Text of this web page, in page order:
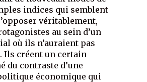
indices qui semblent
véritablement,
au sein d’un
où ils n’auraient pas
Ils créent un certain
du contraste d’une
économique qui